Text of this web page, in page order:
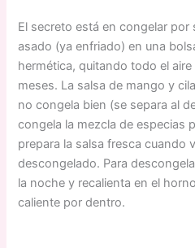
El secreto está en congelar por
asado (ya enfriado) en una
hermética, quitando todo el
meses. La salsa de mango y
no congela bien (se separa al
congela la mezcla de especias
prepara la salsa fresca cuando
descongelado. Para
la noche y recalienta en el
caliente por dentro.